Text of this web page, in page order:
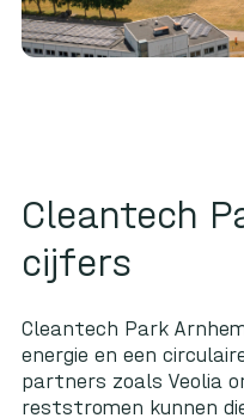
Cleantech
cijfers
Cleantech Park
energie en een
partners zoals Veolia
reststromen kunnen